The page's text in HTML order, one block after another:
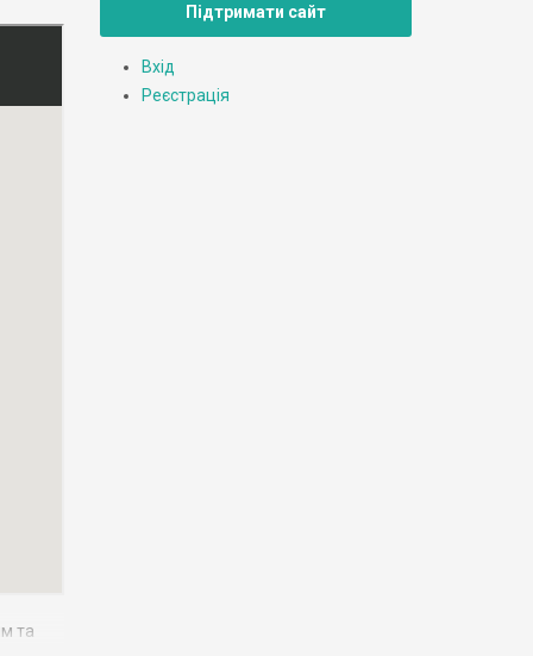
та
Підтримати сайт
Вхід
Реєстрація